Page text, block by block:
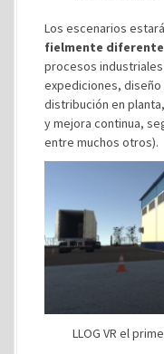
Los escenarios
fielmente
procesos
expediciones,
distribución en
y mejora continua,
entre muchos otros).
LLOG VR el